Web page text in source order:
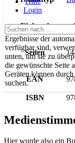
Login
Suchen
nach …
Ergebnisse der
verfügbar sind,
unten, um sie zu
die gewünschte Seite
Geräten können
suchen.
Einband
Seiten
EAN
ISBN
Hier wurde also ein